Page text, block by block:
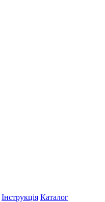
Інструкція Каталог